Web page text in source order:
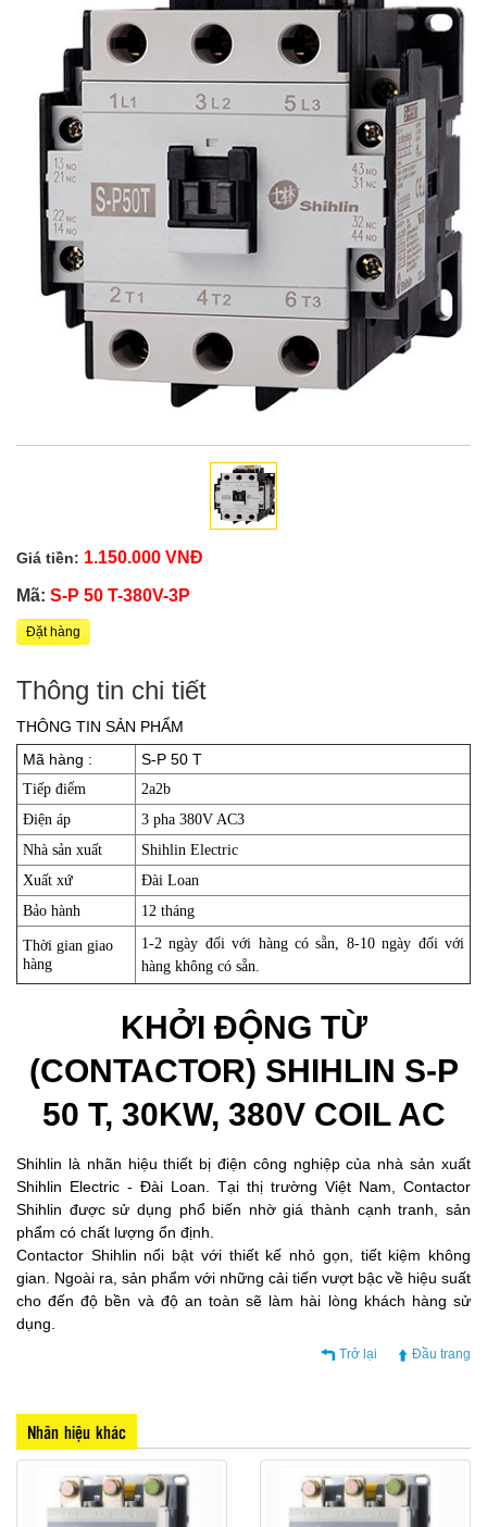
Giá tiền: 1.150.000 VNĐ
Mã: S-P 50 T-380V-3P
Đặt hàng
Thông tin chi tiết
THÔNG TIN SẢN PHẨM
Mã hàng :
S-P 50 T
Tiếp điểm
2a2b
Điện áp
3 pha 380V AC3
Nhà sản xuất
Shihlin Electric
Xuất xứ
Đài Loan
Bảo hành
12 tháng
Thời gian giao
hàng
1-2 ngày đối với hàng có sẵn, 8-10 ngày đối với
hàng không có sẵn.
KHỞI ĐỘNG TỪ
(CONTACTOR) SHIHLIN S-P
50 T, 30KW, 380V COIL AC
Shihlin là nhãn hiệu thiết bị điện công nghiệp của nhà sản xuất
Shihlin Electric - Đài Loan. Tại thị trường Việt Nam, Contactor
Shihlin được sử dụng phổ biến nhờ giá thành cạnh tranh, sản
phẩm có chất lượng ổn định.
Contactor Shihlin nổi bật với thiết kế nhỏ gọn, tiết kiệm không
gian. Ngoài ra, sản phẩm với những cải tiến vượt bậc về hiệu suất
cho đến độ bền và độ an toàn sẽ làm hài lòng khách hàng sử
dụng.
Trở lại Đầu trang
Nhãn hiệu khác